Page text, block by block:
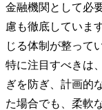
金融機関として必
慮も徹底していま
じる体制が整って
特に注目すべきは
ぎを防ぎ、計画的
た場合でも、柔軟